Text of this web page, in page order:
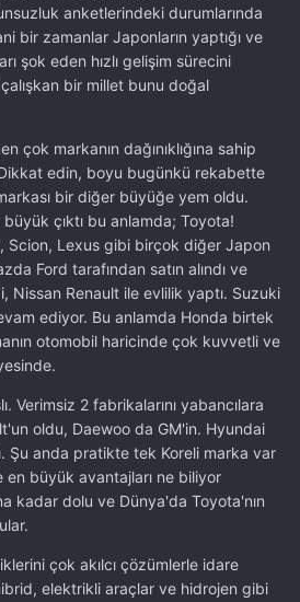
anketlerindeki durumlarında
bir zamanlar Japonların yaptığı ve
şok eden hızlı gelişim sürecini
bir millet bunu doğal
çok markanın dağınıklığına sahip
edin, boyu bugünkü rekabette
bir diğer büyüğe yem oldu.
çıktı bu anlamda; Toyota!
Scion, Lexus gibi birçok diğer Japon
Ford tarafından satın alındı ve
Nissan Renault ile evlilik yaptı. Suzuki
ediyor. Bu anlamda Honda birtek
otomobil haricinde çok kuvvetli ve
Verimsiz 2 fabrikalarını yabancılara
oldu, Daewoo da GM'in. Hyundai
Şu anda pratikte tek Koreli marka var
büyük avantajları ne biliyor
kadar dolu ve Dünya'da Toyota'nın
çok akılcı çözümlerle idare
elektrikli araçlar ve hidrojen gibi